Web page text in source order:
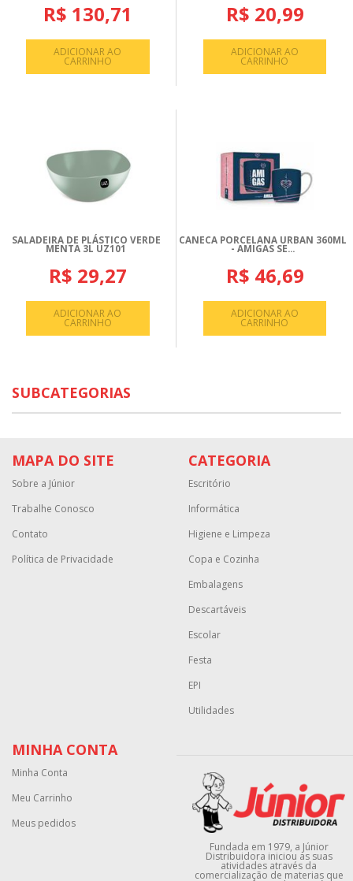
R$ 130,71
ADICIONAR AO
CARRINHO
R$ 20,99
ADICIONAR AO
CARRINHO
SALADEIRA DE PLÁSTICO VERDE
MENTA 3L UZ101
R$ 29,27
ADICIONAR AO
CARRINHO
CANECA PORCELANA URBAN 360ML
- AMIGAS SE...
R$ 46,69
ADICIONAR AO
CARRINHO
SUBCATEGORIAS
MAPA DO SITE
Sobre a Júnior
Trabalhe Conosco
Contato
Política de Privacidade
CATEGORIA
Escritório
Informática
Higiene e Limpeza
Copa e Cozinha
Embalagens
Descartáveis
Escolar
Festa
EPI
Utilidades
MINHA CONTA
Minha Conta
Meu Carrinho
Meus pedidos
Fundada em 1979, a Júnior
Distribuidora iniciou as suas
atividades através da
comercialização de materias que